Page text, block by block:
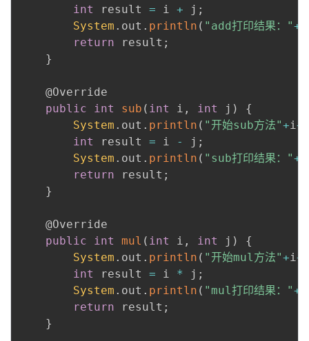
int
result = i + j ;
System . out . println ( "add打印结果："+
return result ;
}
@Override
public
int sub ( int i , int j )
{
System . out . println ( "开始sub方法"+i+
int
result = i - j ;
System . out . println ( "sub打印结果："+
return result ;
}
@Override
public
int mul ( int i , int j )
{
System . out . println ( "开始mul方法"+i+
int
result = i * j ;
System . out . println ( "mul打印结果："+
return result ;
}